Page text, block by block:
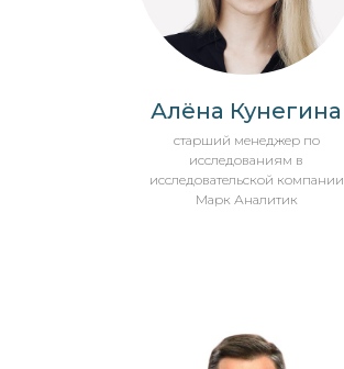
Алёна Кунегина
старший менеджер по
исследованиям в
исследовательской компании
Марк Аналитик